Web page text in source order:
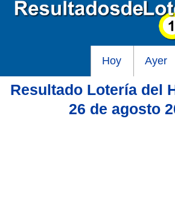
Hoy Ayer
Baloto
Resultado Lotería del
26 de agosto